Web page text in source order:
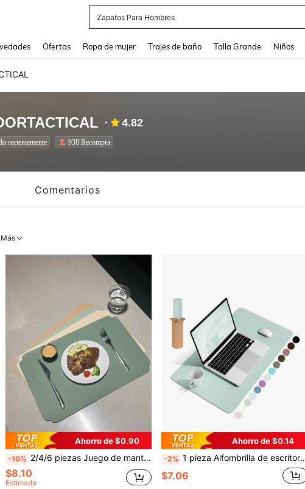
Zapatos Para Hombres
Ofertas Ropa de mujer Trajes de baño Talla Grande Niños
4.82
recientemente 938 Recompra
Comentarios
Más
Ahorro de $0.90
-10% 2/4/6 piezas Juego de manteles individuales de PU, adecuado para cocina y comedor interior y exterior, lavable y resistente al calor, manteles individuales y posavasos fáciles de limpiar, aplicable para camping, vacaciones, bodas, fiestas
$8.10
Estimado
Ahorro de $0.14
-2% 1 pieza Alfombrilla de escritorio antideslizante, Mousepad, protector de escritorio de piel de poliuretano resistente al agua, blotter de escritorio ultradelgado y grande, fácil de limpiar, alfombrilla de escritorio para laptop para oficina/hogar/decoración (rosa)
$7.06